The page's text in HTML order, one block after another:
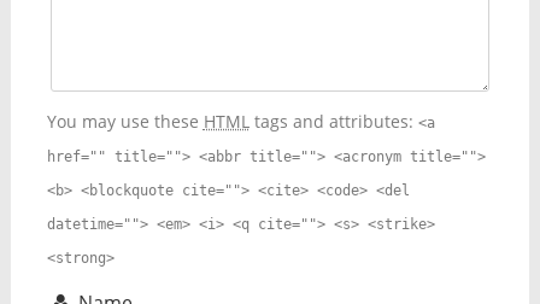
You may use these HTMLtags and attributes: <a
href="" title=""> <abbr title=""> <acronym title="">
<b> <blockquote cite=""> <cite> <code> <del
datetime=""> <em> <i> <q cite=""> <s> <strike>
<strong>